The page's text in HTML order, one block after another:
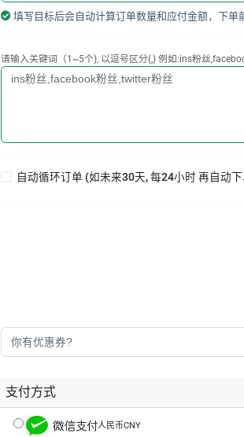
填写目标后会自动计算订单数量和应付金额，下单
请输入关键词（1~5个), 以逗号区分(,) 例如:ins粉丝
自动循环订单 (如未来30天, 每24小时 再自动
支付方式
人民币CNY